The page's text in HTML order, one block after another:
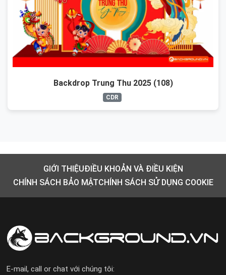
Backdrop Trung Thu 2025 (108)
CDR
GIỚI THIỆUĐIỀU KHOẢN VÀ ĐIỀU KIỆN
CHÍNH SÁCH BẢO MẬTCHÍNH SÁCH SỬ DỤNG COOKIE
E-mail, call or chat với chúng tôi: